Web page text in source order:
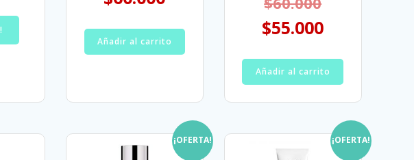
Añadir al carrito
$55.000
Añadir al carrito
¡OFERTA! ¡OFERTA!